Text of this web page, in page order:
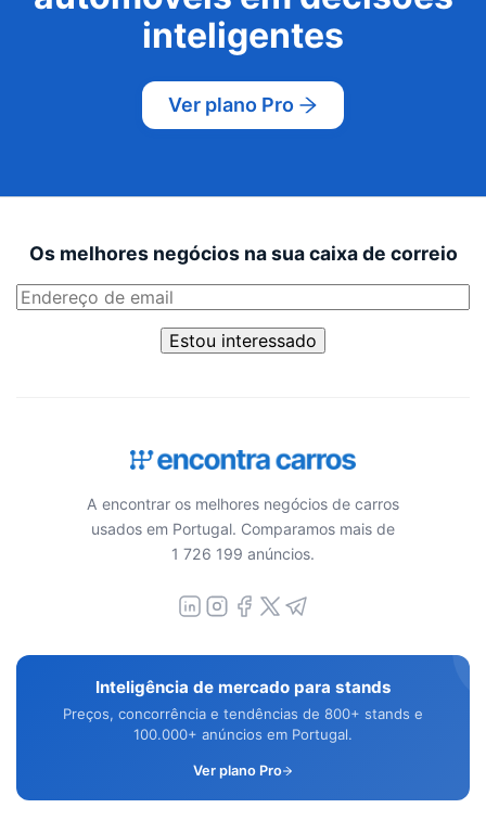
inteligentes
Ver plano Pro
Os melhores negócios na sua caixa de correio
Estou interessado
A encontrar os melhores negócios de carros
usados em Portugal. Comparamos mais de
1 726 199 anúncios.
Inteligência de mercado para stands
Preços, concorrência e tendências de 800+ stands e
100.000+ anúncios em Portugal.
Ver plano Pro